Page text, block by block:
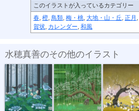
このイラストが入っているカテゴリー
春, 橙, 鳥類, 梅・桃, 大地・山・丘, 正月 ,
賀状, カレンダー, 和風
水穂真善のその他のイラスト
半夏雨 老猿 梅香
梅と赤富士 梅霞 浅き夢